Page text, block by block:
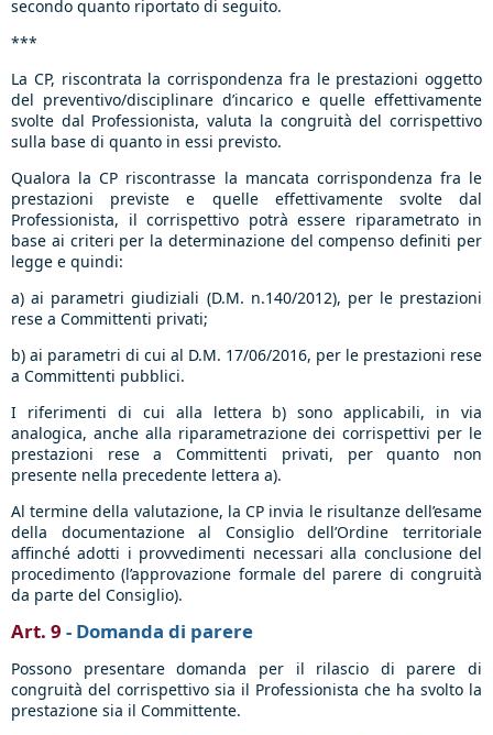
secondo quanto riportato di seguito.
***
La CP, riscontrata la corrispondenza fra le prestazioni oggetto
del preventivo/disciplinare d’incarico e quelle effettivamente
svolte dal Professionista, valuta la congruità del corrispettivo
sulla base di quanto in essi previsto.
Qualora la CP riscontrasse la mancata corrispondenza fra le
prestazioni previste e quelle effettivamente svolte dal
Professionista, il corrispettivo potrà essere riparametrato in
base ai criteri per la determinazione del compenso definiti per
legge e quindi:
a) ai parametri giudiziali (D.M. n.140/2012), per le prestazioni
rese a Committenti privati;
b) ai parametri di cui al D.M. 17/06/2016, per le prestazioni rese
a Committenti pubblici.
I riferimenti di cui alla lettera b) sono applicabili, in via
analogica, anche alla riparametrazione dei corrispettivi per le
prestazioni rese a Committenti privati, per quanto non
presente nella precedente lettera a).
Al termine della valutazione, la CP invia le risultanze dell’esame
della documentazione al Consiglio dell’Ordine territoriale
affinché adotti i provvedimenti necessari alla conclusione del
procedimento (l’approvazione formale del parere di congruità
da parte del Consiglio).
Art. 9 - Domanda di parere
Possono presentare domanda per il rilascio di parere di
congruità del corrispettivo sia il Professionista che ha svolto la
prestazione sia il Committente.